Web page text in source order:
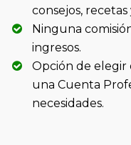
consejos,
Ninguna
ingresos.
Opción de elegir
una Cuenta
necesidades.